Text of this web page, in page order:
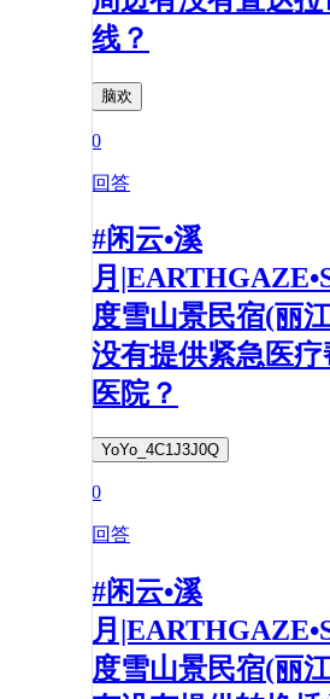
线？
脑欢
0
回答
#闲云•溪
月
度雪山景民宿(丽
没有提供紧急医
医院？
YoYo_4C1J3J0Q
0
回答
#闲云•溪
月
度雪山景民宿(丽